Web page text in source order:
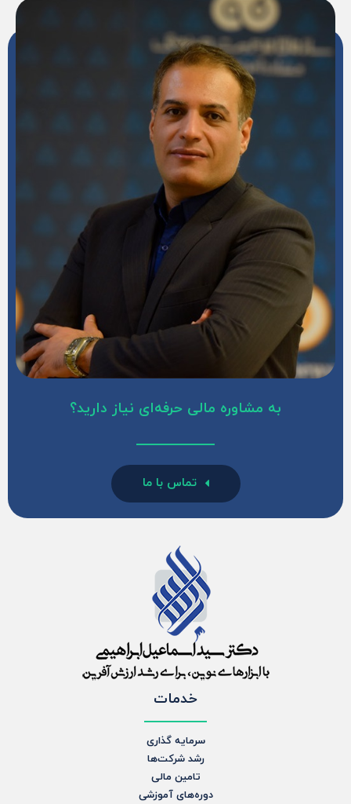
به مشاوره مالی حرفه‌ای نیاز دارید؟
تماس با ما
خدمات
سرمایه گذاری
رشد شرکت‌ها
تامین مالی
دوره‌های آموزشی